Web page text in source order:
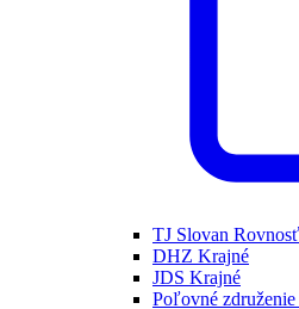
TJ Slovan
DHZ Krajné
JDS Krajné
Poľovné